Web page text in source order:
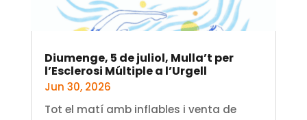
Diumenge, 5 de juliol, Mulla’t per
l’Esclerosi Múltiple a l’Urgell
Jun 30, 2026
Tot el matí amb inflables i venta de